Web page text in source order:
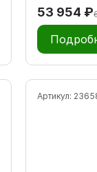
53 954 ₽
Артикул: